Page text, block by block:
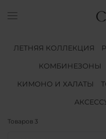
ЛЕТНЯЯ КОЛЛЕКЦИЯ
КОМБИНЕЗОНЫ
КИМОНО И ХАЛАТЫ
Товаров 3